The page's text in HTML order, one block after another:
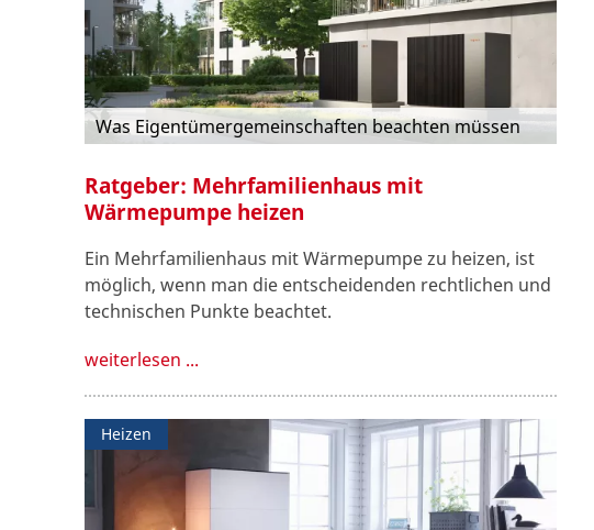
Was Eigentümergemeinschaften beachten müssen
Ratgeber: Mehrfamilienhaus mit
Wärmepumpe heizen
Ein Mehrfamilienhaus mit Wärmepumpe zu heizen, ist
möglich, wenn man die entscheidenden rechtlichen und
technischen Punkte beachtet.
weiterlesen ...
Heizen